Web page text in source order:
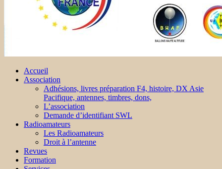
Accueil
Association
Adhésions, livres préparation F4, histoire, DX Asie
Pacifique, antennes, timbres, dons,
L’association
Demande d’identifiant SWL
Radioamateurs
Les Radioamateurs
Droit à l’antenne
Revues
Formation